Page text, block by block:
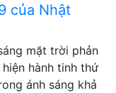
của Nhật
mặt trời phản
hành tinh thứ
ánh sáng khả